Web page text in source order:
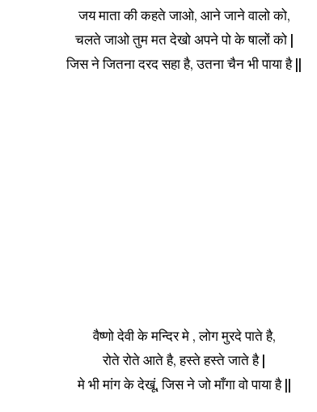
जय माता की कहते जाओ, आने जाने वालो को,
चलते जाओ तुम मत देखो अपने पो के षालों को |
जिस ने जितना दरद सहा है, उतना चैन भी पाया है ||
वैष्णो देवी के मन्दिर मे , लोग मुरदे पाते है,
रोते रोते आते है, हस्ते हस्ते जाते है |
मे भी मांग के देखूं, जिस ने जो माँगा वो पाया है ||